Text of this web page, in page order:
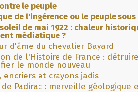
le peuple
de l'ingérence ou le peuple
de mai 1922 : chaleur
médiatique ?
d'âme du chevalier Bayard
de l'Histoire de France :
le monde nouveau
encriers et crayons jadis
de Padirac : merveille géologique